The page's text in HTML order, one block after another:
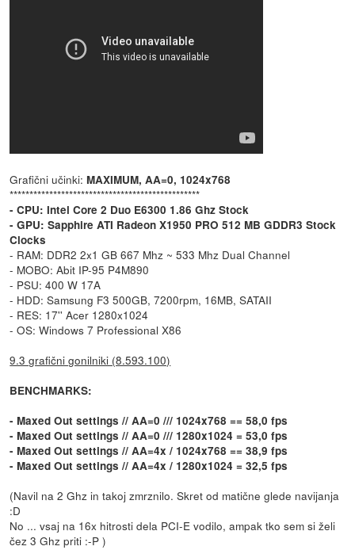
Grafični učinki: MAXIMUM, AA=0, 1024x768
************************************************
- CPU: Intel Core 2 Duo E6300 1.86 Ghz Stock
- GPU: Sapphire ATI Radeon X1950 PRO 512 MB GDDR3 Stock
Clocks
- RAM: DDR2 2x1 GB 667 Mhz ~ 533 Mhz Dual Channel
- MOBO: Abit IP-95 P4M890
- PSU: 400 W 17A
- HDD: Samsung F3 500GB, 7200rpm, 16MB, SATAII
- RES: 17'' Acer 1280x1024
- OS: Windows 7 Professional X86
9.3 grafični gonilniki (8.593.100)
BENCHMARKS:
- Maxed Out settings // AA=0 /// 1024x768 == 58,0 fps
- Maxed Out settings // AA=0 /// 1280x1024 = 53,0 fps
- Maxed Out settings // AA=4x / 1024x768 == 38,9 fps
- Maxed Out settings // AA=4x / 1280x1024 = 32,5 fps
(Navil na 2 Ghz in takoj zmrznilo. Skret od matične glede navijanja
:D
No ... vsaj na 16x hitrosti dela PCI-E vodilo, ampak tko sem si želi
čez 3 Ghz priti :-P )